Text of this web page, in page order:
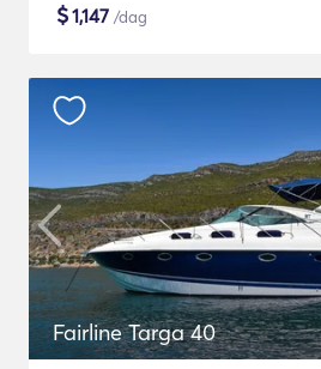
$1,147 /dag
Fairline Targa 40